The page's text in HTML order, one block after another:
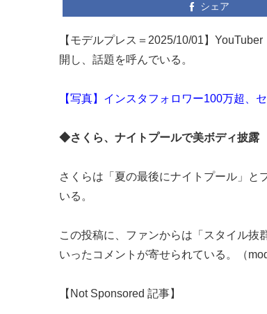
シェア
【モデルプレス＝2025/10/01】
開し、話題を呼んでいる。
【写真】インスタフォロワー100万超、
◆さくら、ナイトプールで美ボディ披露
さくらは「夏の最後にナイトプール」と
いる。
この投稿に、ファンからは「スタイル抜
いったコメントが寄せられている。（
【Not Sponsored 記事】